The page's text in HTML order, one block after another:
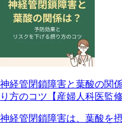
神経管閉鎖障害と葉酸の関
り方のコツ【産婦人科医監修
神経管閉鎖障害は、葉酸を